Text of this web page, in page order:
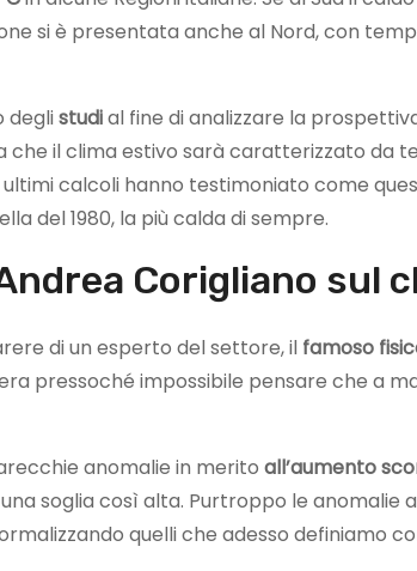
si è presentata anche al Nord, con
deglistudial fine di analizzare la
che il clima estivo sarà caratterizzato da
calcoli hanno testimoniato come
del 1980, la più calda di sempre.
Corigliano sul
di un esperto del settore, il famoso
pressoché impossibile pensare che a
anomalie in merito all’aumento
soglia così alta. Purtroppo le anomalie
quelli che adesso definiamo